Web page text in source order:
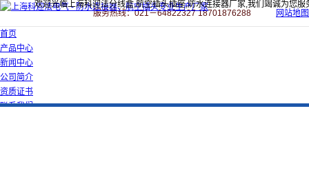
欢迎光临上海科迎法分线盒,航空插头插座,防水连接器厂家,我们竭诚为您服
服务热线：021－64822327 18701876288
网站地图
首页
产品中心
新闻中心
公司简介
资质证书
联系我们